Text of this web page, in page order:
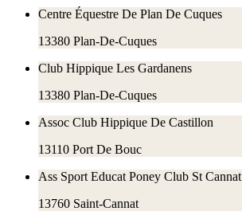
Centre Équestre De Plan De Cuques
13380 Plan-De-Cuques
Club Hippique Les Gardanens
13380 Plan-De-Cuques
Assoc Club Hippique De Castillon
13110 Port De Bouc
Ass Sport Educat Poney Club St Cannat
13760 Saint-Cannat